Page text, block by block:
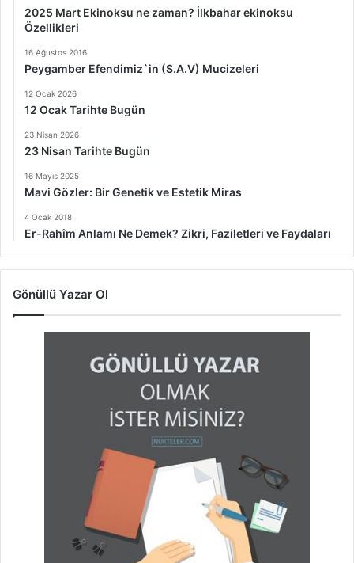
2025 Mart Ekinoksu ne zaman? İlkbahar ekinoksu
Özellikleri
16 Ağustos 2016
Peygamber Efendimiz`in (S.A.V) Mucizeleri
12 Ocak 2026
12 Ocak Tarihte Bugün
23 Nisan 2026
23 Nisan Tarihte Bugün
16 Mayıs 2025
Mavi Gözler: Bir Genetik ve Estetik Miras
4 Ocak 2018
Er-Rahîm Anlamı Ne Demek? Zikri, Faziletleri ve Faydaları
Gönüllü Yazar Ol